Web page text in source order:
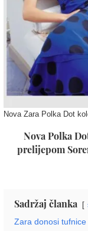
Nova Zara Polka Dot
Nova Polka
prelijepom
Sadržaj članka
Zara donosi